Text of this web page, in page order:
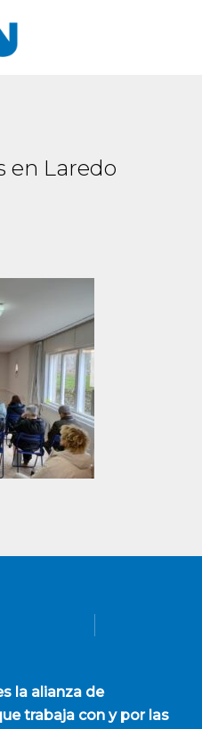
en Laredo
la alianza de
trabaja con y por las